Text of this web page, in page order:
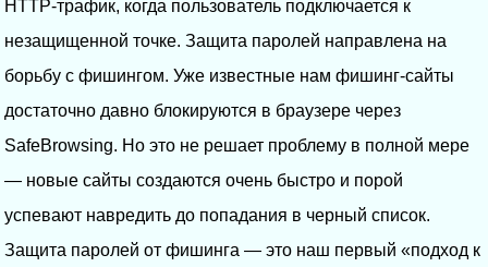
HTTP-трафик, когда пользователь подключается к
незащищенной точке. Защита паролей направлена на
борьбу с фишингом. Уже известные нам фишинг-сайты
достаточно давно блокируются в браузере через
SafeBrowsing. Но это не решает проблему в полной мере
— новые сайты создаются очень быстро и порой
успевают навредить до попадания в черный список.
Защита паролей от фишинга — это наш первый «подход к